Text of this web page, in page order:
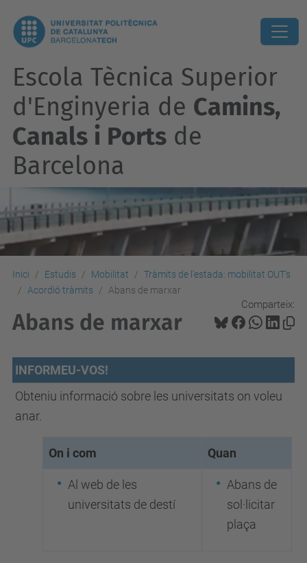
Escola Tècnica Superior
d'Enginyeria de Camins,
Canals i Ports de
Barcelona
Inici Estudis Mobilitat
Tràmits de l'estada: mobilitat OUT's
Acordió tràmits
Abans de marxar
Comparteix:
Abans de marxar
INFORMEU-VOS!
Obteniu informació sobre les universitats on voleu
anar.
On i com Quan
Al web de les
universitats de destí
Abans de
sol·licitar
plaça